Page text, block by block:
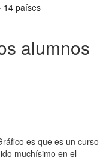
· 14 países
alumnos
es que es un curso
muchísimo en el